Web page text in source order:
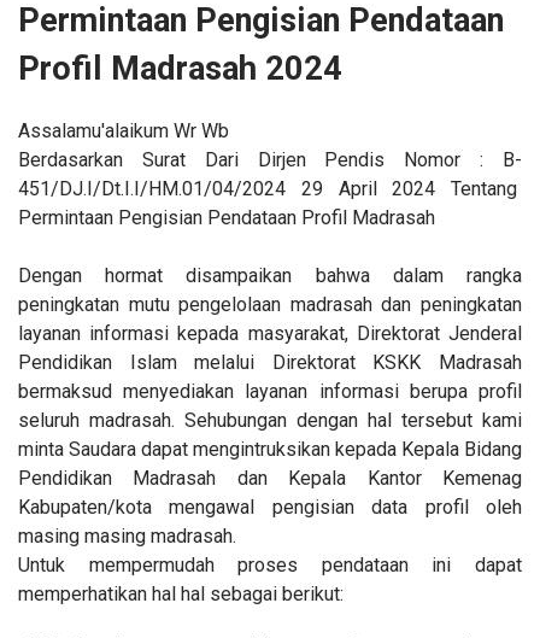
Permintaan Pengisian Pendataan
Profil Madrasah 2024
Assalamu'alaikum Wr Wb
Berdasarkan Surat Dari Dirjen Pendis Nomor : B-
451/DJ.I/Dt.I.I/HM.01/04/2024 29 April 2024 Tentang
Permintaan Pengisian Pendataan Profil Madrasah
Dengan hormat disampaikan bahwa dalam rangka
peningkatan mutu pengelolaan madrasah dan peningkatan
layanan informasi kepada masyarakat, Direktorat Jenderal
Pendidikan Islam melalui Direktorat KSKK Madrasah
bermaksud menyediakan layanan informasi berupa profil
seluruh madrasah. Sehubungan dengan hal tersebut kami
minta Saudara dapat mengintruksikan kepada Kepala Bidang
Pendidikan Madrasah dan Kepala Kantor Kemenag
Kabupaten/kota mengawal pengisian data profil oleh
masing masing madrasah.
Untuk mempermudah proses pendataan ini dapat
memperhatikan hal hal sebagai berikut: